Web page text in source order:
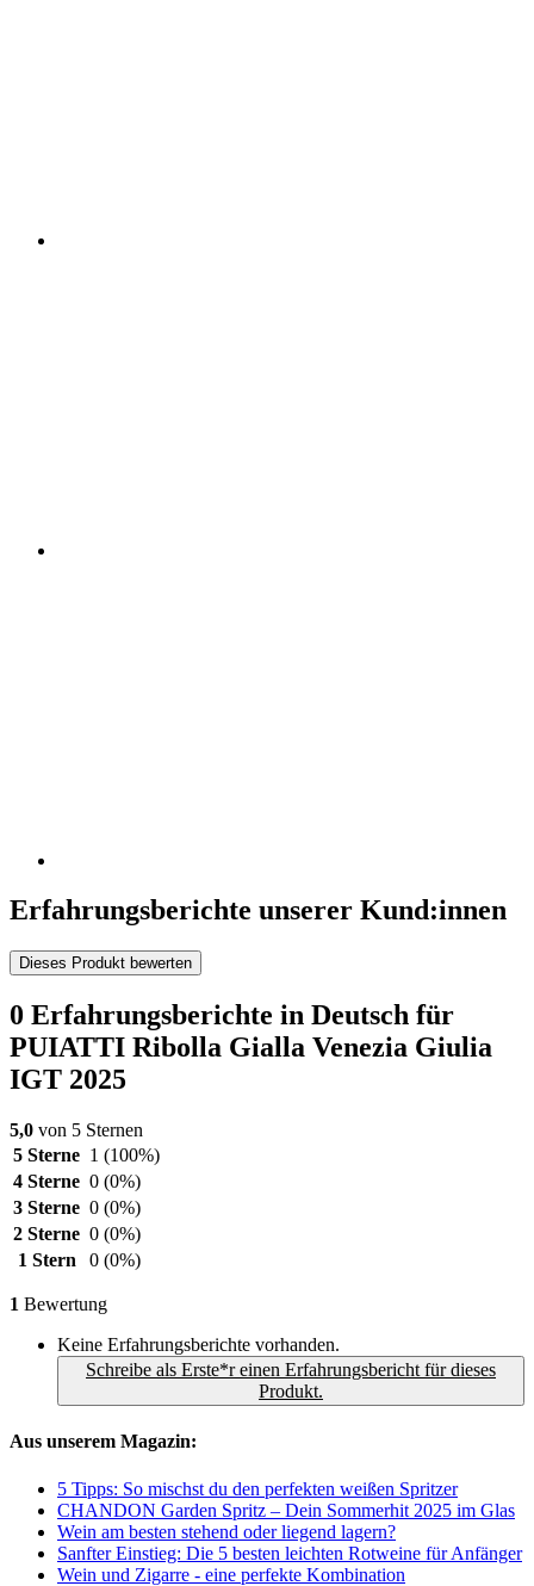
Erfahrungsberichte unserer Kund:innen
Dieses Produkt bewerten
0 Erfahrungsberichte in Deutsch für
PUIATTI Ribolla Gialla Venezia Giulia
IGT 2025
5,0 von 5 Sternen
5 Sterne 1 (100%)
4 Sterne 0 (0%)
3 Sterne 0 (0%)
2 Sterne 0 (0%)
1 Stern
0 (0%)
1 Bewertung
Keine Erfahrungsberichte vorhanden.
Schreibe als Erste*r einen Erfahrungsbericht für dieses
Produkt.
Aus unserem Magazin:
5 Tipps: So mischst du den perfekten weißen Spritzer
CHANDON Garden Spritz – Dein Sommerhit 2025 im Glas
Wein am besten stehend oder liegend lagern?
Sanfter Einstieg: Die 5 besten leichten Rotweine für Anfänger
Wein und Zigarre - eine perfekte Kombination